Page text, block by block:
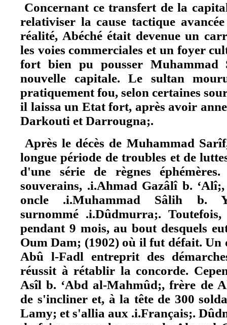
Concernant ce transfert de la
relativiser la cause tactique
réalité, Abéché était devenue un
les voies commerciales et un foyer
fort bien pu pousser
nouvelle capitale. Le sultan
pratiquement fou, selon certaines
il laissa un Etat fort, après avoir
Darkouti et Darrougna;.
Après le décès de Muhammad
longue période de troubles et de
d'une série de règnes
souverains, .i.Ahmad Gazâlî b.
oncle .i.Muhammad Sâlih b.
surnommé .i.Dûdmurra;.
pendant 9 mois, au bout desquels
Oum Dam; (1902) où il fut défait.
Abû l-Fadl entreprit des
réussit à rétablir la concorde.
Asîl b. ‘Abd al-Mahmûd;, frère de
de s'incliner et, à la tête de 300
Lamy; et s'allia aux .i.Français;.